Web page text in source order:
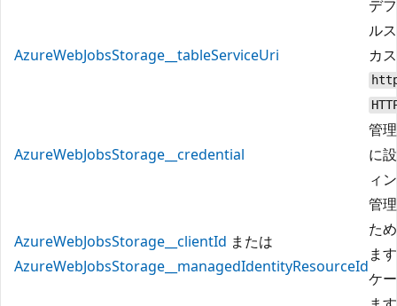
AzureWebJobsStorage__tableServiceUri
デ
ル
カ
AzureWebJobsStorage__credential
管
に
ィ
AzureWebJobsStorage__clientId または
AzureWebJobsStorage__managedIdentityResourceId
管
た
ま
ケ